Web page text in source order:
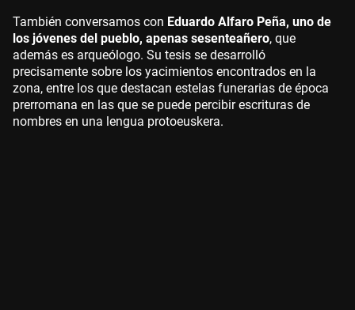
También conversamos con Eduardo Alfaro Peña, uno de
los jóvenes del pueblo, apenas sesenteañero, que
además es arqueólogo. Su tesis se desarrolló
precisamente sobre los yacimientos encontrados en la
zona, entre los que destacan estelas funerarias de época
prerromana en las que se puede percibir escrituras de
nombres en una lengua protoeuskera.